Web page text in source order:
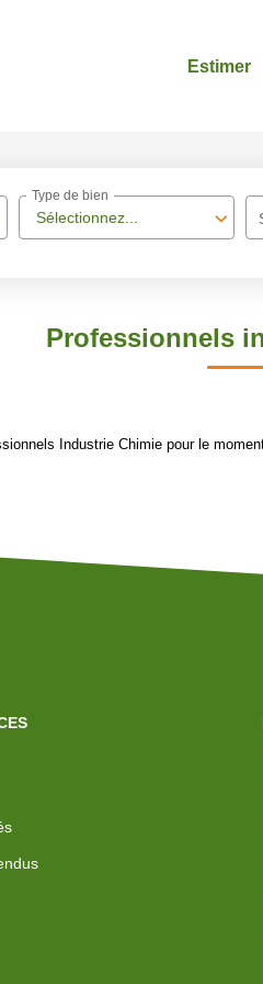
Estimer
Sélectionnez...
Type de bien
Professionnels
Industrie Chimie pour le